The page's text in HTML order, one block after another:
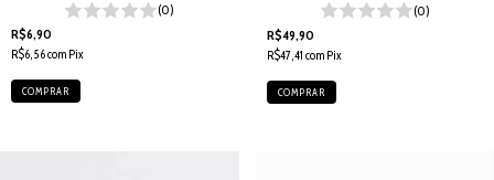
(0)
R$6,90
R$6,56com Pix
(0)
R$49,90
R$47,41 com Pix